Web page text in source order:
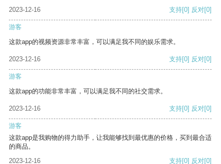
2023-12-16
支持[0] 反对[0]
游客
这款app的视频资源非常丰富，可以满足我不同的娱乐需求。
2023-12-16 支持[0] 反对[0]
游客
这款app的功能非常丰富，可以满足我不同的社交需求。
2023-12-16 支持[0] 反对[0]
游客
这款app是我购物的得力助手，让我能够找到最优惠的价格，买到最合适
的商品。
2023-12-16
支持[0] 反对[0]